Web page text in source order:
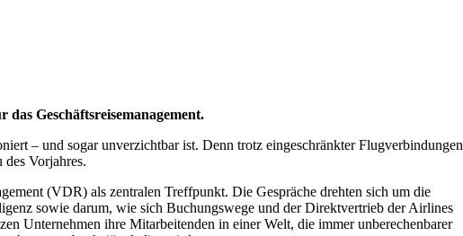
Geschäftsreisemanagement.
– und sogar unverzichtbar ist. Denn trotz eingeschränkter Flugverbindungen
Vorjahres.
(VDR) als zentralen Treffpunkt. Die Gespräche drehten sich um die
sowie darum, wie sich Buchungswege und der Direktvertrieb der Airlines
Unternehmen ihre Mitarbeitenden in einer Welt, die immer unberechenbarer